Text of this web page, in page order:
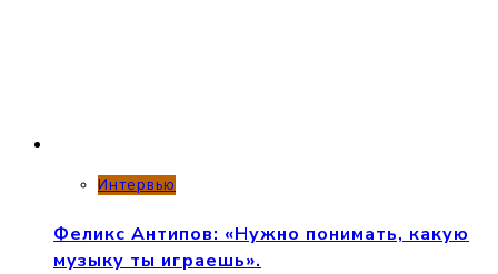
Интервью
Феликс Антипов: «Нужно понимать, какую
музыку ты играешь».